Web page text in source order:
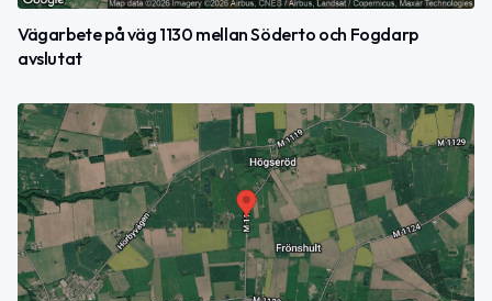
Vägarbete på väg 1130 mellan Söderto och Fogdarp
avslutat